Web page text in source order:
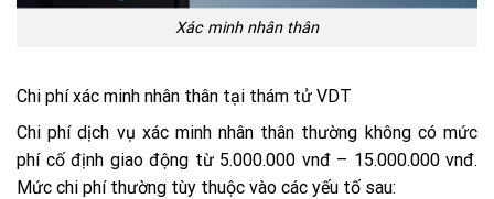
Xác minh nhân thân
Chi phí xác minh nhân thân tại thám tử VDT
Chi phí dịch vụ xác minh nhân thân thường không có mức
phí cố định giao động từ 5.000.000 vnđ – 15.000.000 vnđ.
Mức chi phí thường tùy thuộc vào các yếu tố sau: